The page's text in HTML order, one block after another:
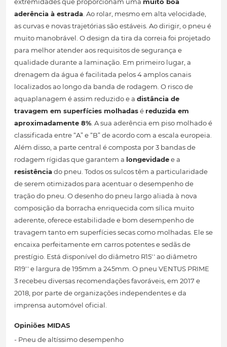
extremidades que proporcionam uma muito boa
aderência à estrada. Ao rolar, mesmo em alta velocidade,
as curvas e novas trajetórias são estáveis. Ao dirigir, o pneu é
muito manobrável. O design da tira da correia foi projetado
para melhor atender aos requisitos de segurança e
qualidade durante a laminação. Em primeiro lugar, a
drenagem da água é facilitada pelos 4 amplos canais
localizados ao longo da banda de rodagem. O risco de
aquaplanagem é assim reduzido e a distância de
travagem em superfícies molhadasé reduzida em
aproximadamente 8%. A sua aderência em piso molhado é
classificada entre “A” e “B” de acordo com a escala europeia.
Além disso, a parte central é composta por 3 bandas de
rodagem rígidas que garantem a longevidadee a
resistênciado pneu. Todos os sulcos têm a particularidade
de serem otimizados para acentuar o desempenho de
tração do pneu. O desenho do pneu largo aliada à nova
composição da borracha enriquecida com sílica muito
aderente, oferece estabilidade e bom desempenho de
travagem tanto em superfícies secas como molhadas. Ele se
encaixa perfeitamente em carros potentes e sedãs de
prestígio. Está disponível do diâmetro R15'' ao diâmetro
R19'' e largura de 195mm a 245mm. O pneu VENTUS PRIME
3 recebeu diversas recomendações favoráveis, em 2017 e
2018, por parte de organizações independentes e da
imprensa automóvel oficial.
Opiniões MIDAS
- Pneu de altíssimo desempenho